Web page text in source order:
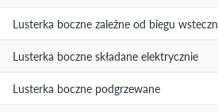
Lusterka boczne zależne od biegu
Lusterka boczne składane elektrycznie
Lusterka boczne podgrzewane